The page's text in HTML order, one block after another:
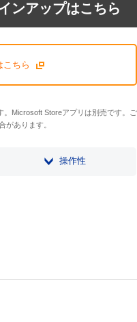
ンアップはこちら
こちら
Microsoft Storeアプリは別売です。ご
があります。
操作性